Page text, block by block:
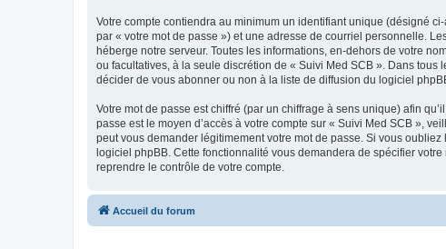
Votre compte contiendra au minimum un identifiant unique (désigné
par « votre mot de passe ») et une adresse de courriel personnelle.
héberge notre serveur. Toutes les informations, en-dehors de votre
ou facultatives, à la seule discrétion de « Suivi Med SCB ». Dans
décider de vous abonner ou non à la liste de diffusion du logiciel
Votre mot de passe est chiffré (par un chiffrage à sens unique) afin
passe est le moyen d’accès à votre compte sur « Suivi Med SCB »,
peut vous demander légitimement votre mot de passe. Si vous
logiciel phpBB. Cette fonctionnalité vous demandera de spécifier
reprendre le contrôle de votre compte.
Accueil du forum